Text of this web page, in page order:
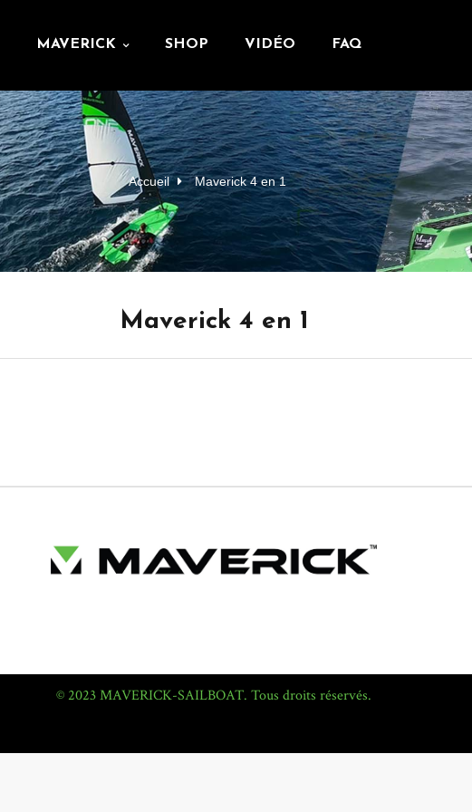
MAVERICK SHOP VIDÉO FAQ
Accueil Maverick 4 en 1
Maverick 4 en 1
© 2023 MAVERICK-SAILBOAT. Tous droits réservés.